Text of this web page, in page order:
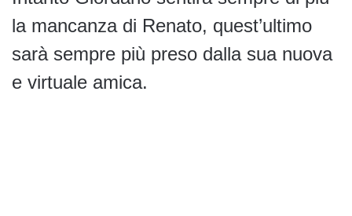
la mancanza di Renato, quest’ultimo
sarà sempre più preso dalla sua nuova
e virtuale amica.